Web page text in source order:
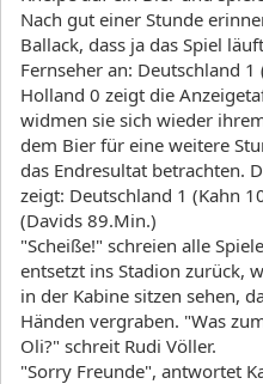
Nach gut einer Stunde
Ballack, dass ja das Spiel
Fernseher an: Deutschland
Holland 0 zeigt die
widmen sie sich wieder
dem Bier für eine weitere
das Endresultat betrachten.
zeigt: Deutschland 1 (Kahn
(Davids 89.Min.)
"Scheiße!" schreien alle
entsetzt ins Stadion zurück,
in der Kabine sitzen sehen,
Händen vergraben. "Was
Oli?" schreit Rudi Völler.
"Sorry Freunde", antwortet